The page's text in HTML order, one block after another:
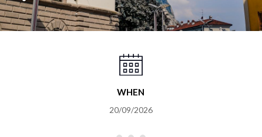
WHEN
20/09/2026